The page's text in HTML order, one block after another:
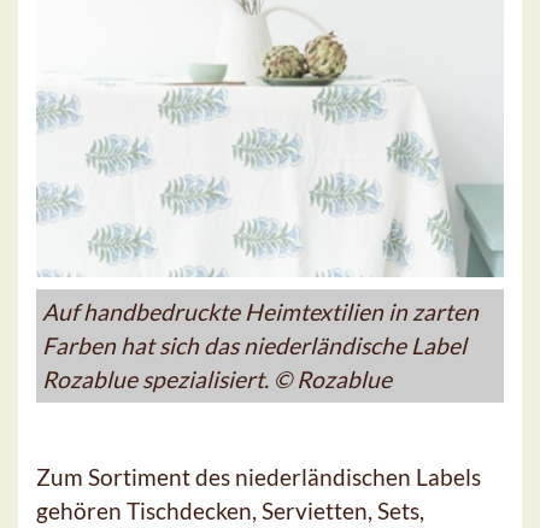
Auf handbedruckte Heimtextilien in zarten
Farben hat sich das niederländische Label
Rozablue spezialisiert. © Rozablue
Zum Sortiment des niederländischen Labels
gehören Tischdecken, Servietten, Sets,